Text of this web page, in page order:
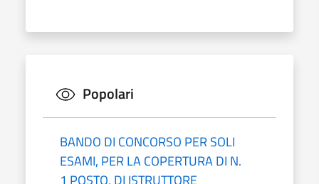
Popolari
BANDO DI CONCORSO PER SOLI
ESAMI, PER LA COPERTURA DI N.